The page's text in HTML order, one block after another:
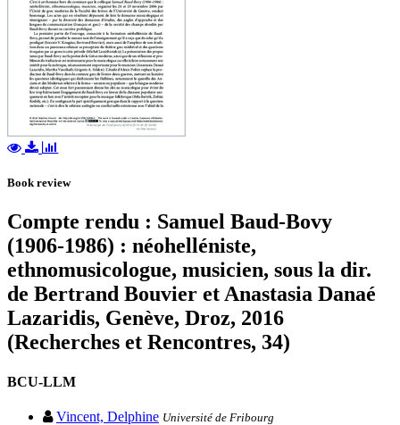
Book review
Compte rendu : Samuel Baud-Bovy
(1906-1986) : néohelléniste,
ethnomusicologue, musicien, sous la dir.
de Bertrand Bouvier et Anastasia Danaé
Lazaridis, Genève, Droz, 2016
(Recherches et Rencontres, 34)
BCU-LLM
Vincent, Delphine Université de Fribourg